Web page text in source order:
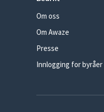
Om oss
Om Awaze
Presse
Innlogging for byråer